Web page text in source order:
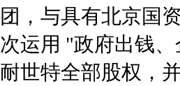
团，与具有北京国
次运用 "政府出钱
耐世特全部股权，